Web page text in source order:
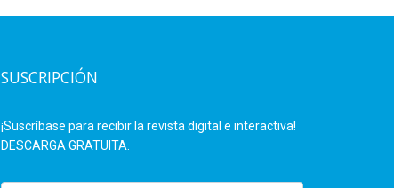
SUSCRIPCIÓN
¡Suscríbase para recibir la revista digital e interactiva!
DESCARGA GRATUITA.